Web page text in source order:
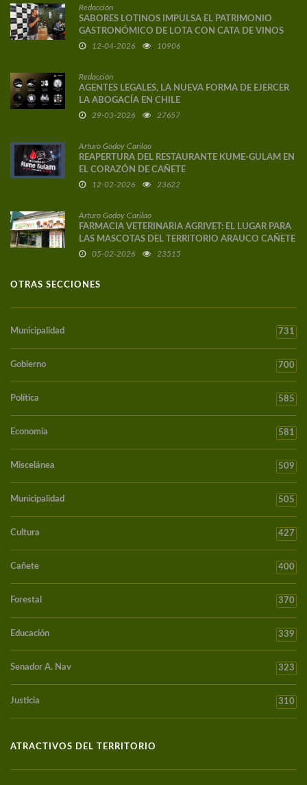
Redacción
SABORES LOTINOS IMPULSA EL PATRIMONIO
GASTRONÓMICO DE LOTA CON CATA DE VINOS
DE AUTOR
12-04-2026 10906
Redacción
AGENTES LEGALES, LA NUEVA FORMA DE EJERCER
LA ABOGACÍA EN CHILE
29-03-2026 27657
Arturo Godoy Carilao
REAPERTURA DEL RESTAURANTE KUME-GULAM EN
EL CORAZÓN DE CAÑETE
12-02-2026 23622
Arturo Godoy Carilao
FARMACIA VETERINARIA AGRIVET: EL LUGAR PARA
LAS MASCOTAS DEL TERRITORIO ARAUCO CAÑETE
05-02-2026 23515
OTRAS SECCIONES
Municipalidad 731
Gobierno 700
Política 585
Economía 581
Miscelánea 509
Municipalidad 505
Cultura 427
Cañete 400
Forestal 370
Educación 339
Senador A. Nav 323
Justicia 310
ATRACTIVOS DEL TERRITORIO